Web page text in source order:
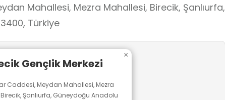
Mahallesi, Mezra Mahallesi, Birecik, Şanlıurfa,
Türkiye
Gençlik Merkezi
Caddesi, Meydan Mahallesi, Mezra
Şanlıurfa, Güneydoğu Anadolu
×